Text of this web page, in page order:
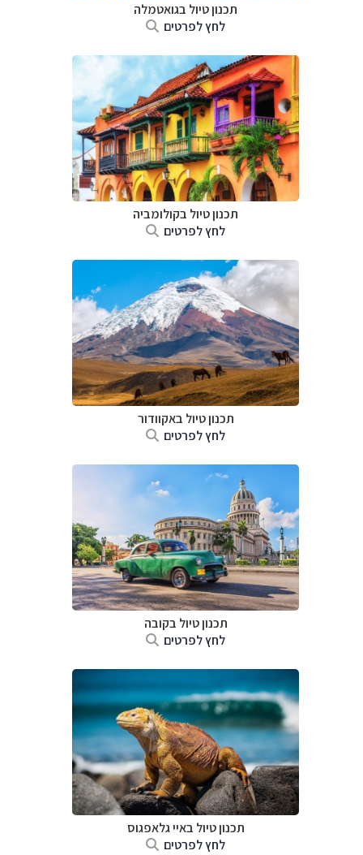
תכנון טיול בגואטמלה
לחץ לפרטים
תכנון טיול בקולומביה
לחץ לפרטים
תכנון טיול באקוודור
לחץ לפרטים
תכנון טיול בקובה
לחץ לפרטים
תכנון טיול באיי גלאפגוס
לחץ לפרטים